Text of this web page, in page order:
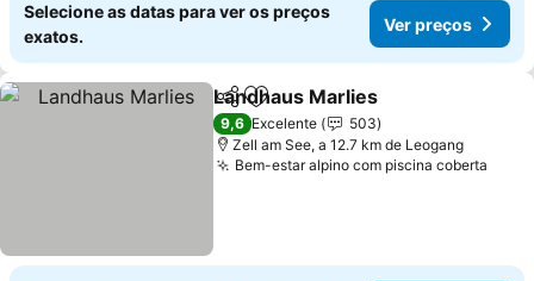
Selecione as datas para ver os preços
exatos.
Ver preços
PartilharAdicionar aos favoritos
Landhaus Marlies
9,6 Excelente
503
Zell am See, a 12.7 km de Leogang
Bem-estar alpino com piscina coberta